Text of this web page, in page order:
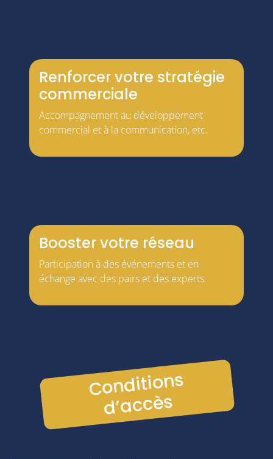
Renforcer votre stratégie
commerciale
Accompagnement au développement
commercial et à la communication, etc.
Booster votre réseau
Participation à des événements et en
échange avec des pairs et des experts.
Con
ditions
d’
accès